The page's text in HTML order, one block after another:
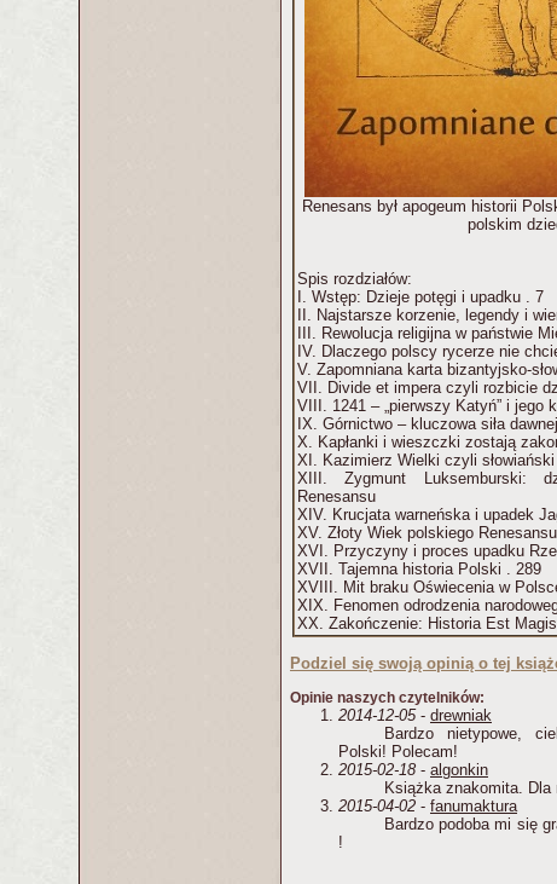
Renesans był apogeum historii
polskim
Spis rozdziałów:
I. Wstęp: Dzieje potęgi i upadku . 7
II. Najstarsze korzenie, legendy i
III. Rewolucja religijna w państwie
IV. Dlaczego polscy rycerze nie
V. Zapomniana karta bizantyjsko-
VIII. 1241 – „pierwszy Katyń” i jego
IX. Górnictwo – kluczowa siła
X. Kapłanki i wieszczki zostają
XI. Kazimierz Wielki czyli
XIII. Zygmunt Luksemburski:
Renesansu
XIV. Krucjata warneńska i upadek
XV. Złoty Wiek polskiego
XVI. Przyczyny i proces upadku
XVII. Tajemna historia Polski . 289
XVIII. Mit braku Oświecenia w
XIX. Fenomen odrodzenia
XX. Zakończenie: Historia Est
Podziel się swoją opinią o tej
Opinie naszych czytelników:
2014-12-05- drewniak
Bardzo nietypowe,
Polski! Polecam!
2015-02-18 - algonkin
Książka znakomita.
2015-04-02 - fanumaktura
Bardzo podoba mi się
!